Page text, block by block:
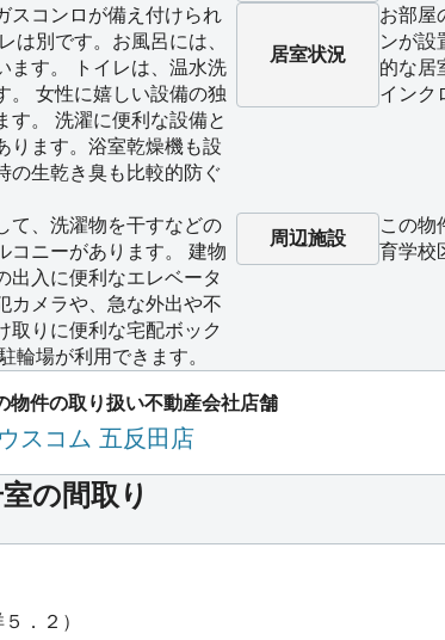
スコンロが備え付けられ
は別です。お風呂には、
ます。 トイレは、温水洗
。 女性に嬉しい設備の独
す。 洗濯に便利な設備と
ります。浴室乾燥機も設
の生乾き臭も比較的防ぐ
居室状況
お部屋
ンが設
的な居
インク
て、洗濯物を干すなどの
コニーがあります。 建物
出入に便利なエレベータ
カメラや、急な外出や不
取りに便利な宅配ボック
輪場が利用できます。
周辺施設
この物
育学校
物件の取り扱い不動産会社店舗
スコム 五反田店
の間取り
．２）